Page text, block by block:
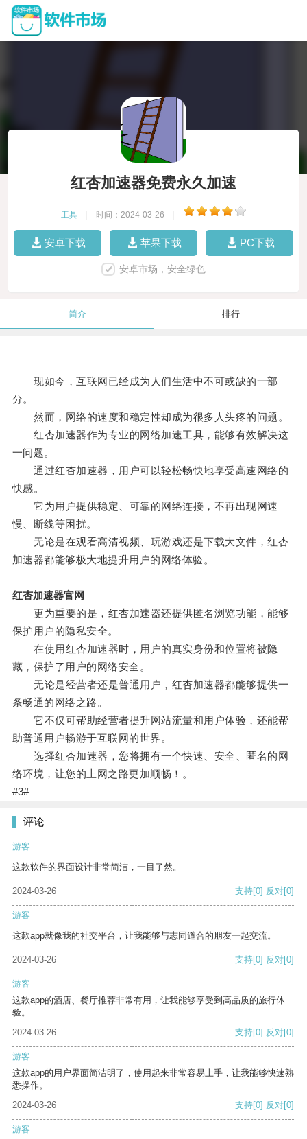
红杏加速器免费永久加速
工具 时间：2024-03-26
安卓下载 苹果下载 PC下载
安卓市场，安全绿色
简介 排行
现如今，互联网已经成为人们生活中不可或缺的一部
分。
然而，网络的速度和稳定性却成为很多人头疼的问题。
红杏加速器作为专业的网络加速工具，能够有效解决这
一问题。
通过红杏加速器，用户可以轻松畅快地享受高速网络的
快感。
它为用户提供稳定、可靠的网络连接，不再出现网速
慢、断线等困扰。
无论是在观看高清视频、玩游戏还是下载大文件，红杏
加速器都能够极大地提升用户的网络体验。
红杏加速器官网
更为重要的是，红杏加速器还提供匿名浏览功能，能够
保护用户的隐私安全。
在使用红杏加速器时，用户的真实身份和位置将被隐
藏，保护了用户的网络安全。
无论是经营者还是普通用户，红杏加速器都能够提供一
条畅通的网络之路。
它不仅可帮助经营者提升网站流量和用户体验，还能帮
助普通用户畅游于互联网的世界。
选择红杏加速器，您将拥有一个快速、安全、匿名的网
络环境，让您的上网之路更加顺畅！。
#3#
评论
游客
这款软件的界面设计非常简洁，一目了然。
2024-03-26 支持[0] 反对[0]
游客
这款app就像我的社交平台，让我能够与志同道合的朋友一起交流。
2024-03-26 支持[0] 反对[0]
游客
这款app的酒店、餐厅推荐非常有用，让我能够享受到高品质的旅行体
验。
2024-03-26
支持[0] 反对[0]
游客
这款app的用户界面简洁明了，使用起来非常容易上手，让我能够快速熟
悉操作。
2024-03-26
支持[0] 反对[0]
游客